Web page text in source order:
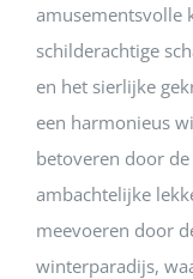
amusementsvolle
schilderachtige
en het sierlijke
een harmonieus
betoveren door
ambachtelijke
meevoeren door
winterparadijs,